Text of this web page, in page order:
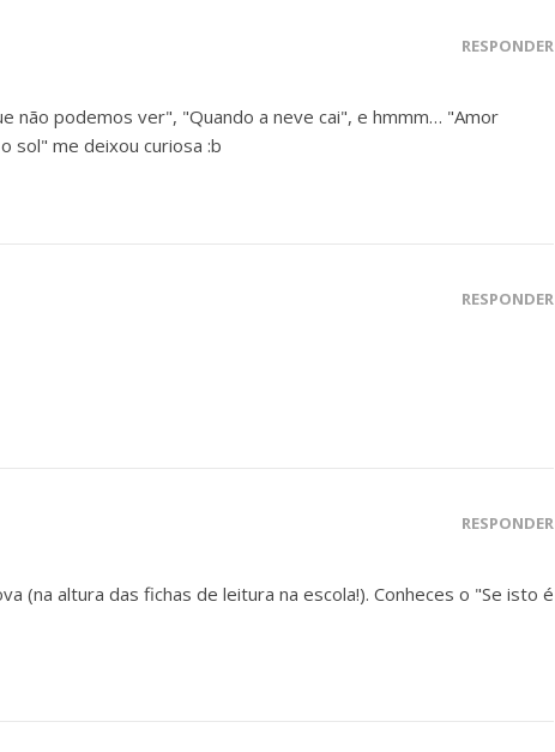
RESPONDER
não podemos ver", "Quando a neve cai", e hmmm… "Amor
sol" me deixou curiosa :b
RESPONDER
RESPONDER
(na altura das fichas de leitura na escola!). Conheces o "Se isto é